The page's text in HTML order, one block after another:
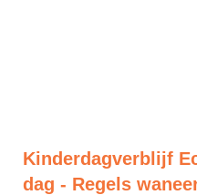
Kinderdagverblijf
dag - Regels